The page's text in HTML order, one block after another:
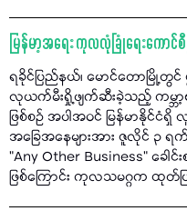
မြန်မာ့အရေး ကုလလုံခြုံရေးကော
ရခိုင်ပြည်နယ်၊ မောင်တောမြို့
လုယက်မီးရှို့ဖျက်ဆီးခဲ့သည့် ကမ္ဘာ့စ
ဖြစ်စဉ် အပါအဝင် မြန်မာနိုင်ငံရှိ
အခြေအနေများအား ဇူလိုင် ၃
"Any Other Business” ခေါ
ဖြစ်ကြောင်း ကုလသမဂ္ဂက ထုတ်